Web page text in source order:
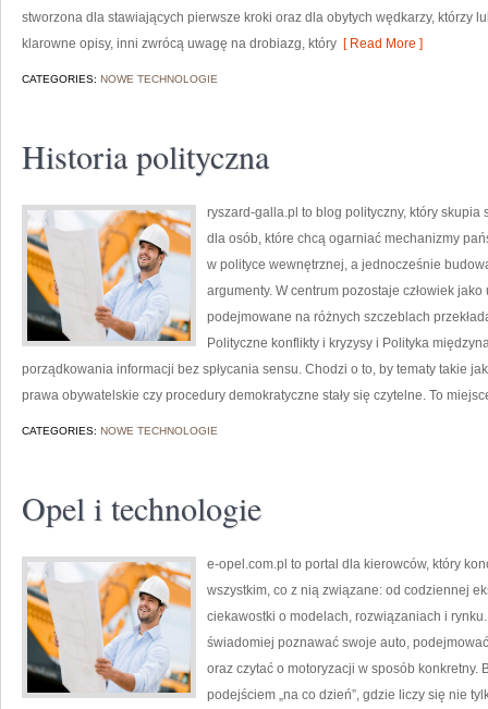
stworzona dla stawiających pierwsze kroki oraz dla obytych wędkarzy, którzy
klarowne opisy, inni zwrócą uwagę na drobiazg, który [ Read More ]
CATEGORIES: NOWE TECHNOLOGIE
Historia polityczna
ryszard-galla.pl to blog polityczny, który skupia
dla osób, które chcą ogarniać mechanizmy
w polityce wewnętrznej, a jednocześnie
argumenty. W centrum pozostaje człowiek
podejmowane na różnych szczeblach
Polityczne konflikty i kryzysy i Polityka
porządkowania informacji bez spłycania sensu. Chodzi o to, by tematy takie
prawa obywatelskie czy procedury demokratyczne stały się czytelne. To
CATEGORIES: NOWE TECHNOLOGIE
Opel i technologie
e-opel.com.pl to portal dla kierowców, który
wszystkim, co z nią związane: od codziennej
ciekawostki o modelach, rozwiązaniach i
świadomiej poznawać swoje auto,
oraz czytać o motoryzacji w sposób konkretny.
podejściem „na co dzień”, gdzie liczy się nie